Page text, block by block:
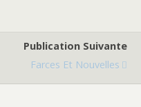
Publication Suivante
Farces Et Nouvelles